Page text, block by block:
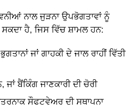
ਨਾਲ ਜੁੜਨਾ ਉਪਭੋਗਤਾਵਾਂ ਨੂੰ
ਸਕਦਾ ਹੈ, ਜਿਸ ਵਿੱਚ ਸ਼ਾਮਲ ਹਨ:
ਜਾਂ ਗਾਹਕੀ ਦੇ ਜਾਲ ਰਾਹੀਂ ਵਿੱਤੀ
ਬੈਂਕਿੰਗ ਜਾਣਕਾਰੀ ਦੀ ਚੋਰੀ
ਸੌਫਟਵੇਅਰ ਦੀ ਸਥਾਪਨਾ